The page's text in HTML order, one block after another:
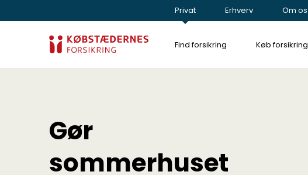
Privat Erhverv Om os
Find forsikring Køb forsikring
Gør
sommerhuset